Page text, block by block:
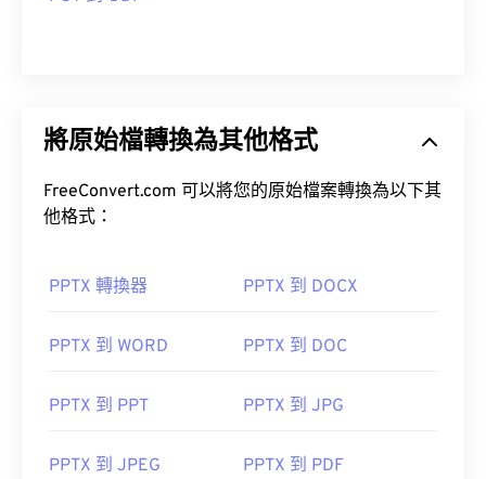
將原始檔轉換為其他格式
FreeConvert.com 可以將您的原始檔案轉換為以下其
他格式：
PPTX 轉換器 PPTX 到 DOCX
PPTX 到 WORD PPTX 到 DOC
PPTX 到 PPT PPTX 到 JPG
PPTX 到 JPEG PPTX 到 PDF